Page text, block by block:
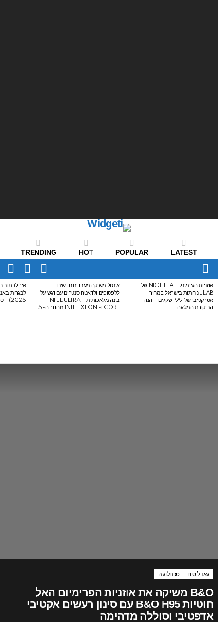
LATEST
POPULAR
HOT
TRENDING
Menu
SWITCH
SKIN
LATEST
STORIES
אוזניות הגיימינג NIGHTFALL של
JLAB נוחתות בישראל במחיר
אטרקטיבי של 199 שקלים – הנה
הביקורת המלאה
אינטל משיקה מעבדים חדשים
ללפטופים ולדאטה סנטרים עם דגש על
בינה מלאכותית – INTEL ULTRA
CORE ו- INTEL XEON מהדור ה-5
איך לכתוב
2025) | סיכום לבגרות באנגלית
גאדג׳טים טכנולוגיה
B&O משיקה את אוזניות הפרימיום האל
חוטיות B&O H95 עם סינון רעשים אקטיבי
אדפטיבי וסוללה מדהימה